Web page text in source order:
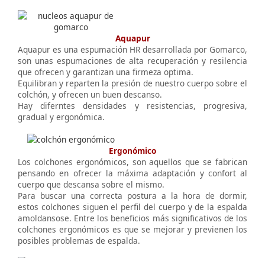
Aquapur
Aquapur es una espumación HR desarrollada por Gomarco,
son unas espumaciones de alta recuperación y resilencia
que ofrecen y garantizan una firmeza optima.
Equilibran y reparten la presión de nuestro cuerpo sobre el
colchón, y ofrecen un buen descanso.
Hay diferntes densidades y resistencias, progresiva,
gradual y ergonómica.
Ergonómico
Los colchones ergonómicos, son aquellos que se fabrican
pensando en ofrecer la máxima adaptación y confort al
cuerpo que descansa sobre el mismo.
Para buscar una correcta postura a la hora de dormir,
estos colchones siguen el perfil del cuerpo y de la espalda
amoldansose. Entre los beneficios más significativos de los
colchones ergonómicos es que se mejorar y previenen los
posibles problemas de espalda.